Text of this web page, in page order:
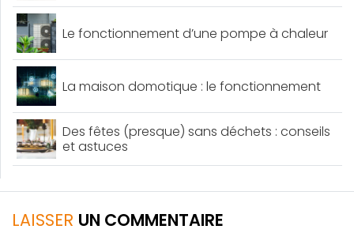
Le fonctionnement d’une pompe à chaleur
La maison domotique : le fonctionnement
Des fêtes (presque) sans déchets : conseils
et astuces
LAISSER UN COMMENTAIRE